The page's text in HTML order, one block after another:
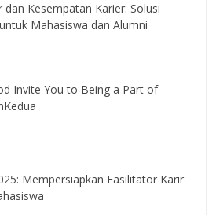
dan Kesempatan Karier: Solusi
Mahasiswa dan Alumni
Invite You to Being a Part of
Mempersiapkan Fasilitator Karir